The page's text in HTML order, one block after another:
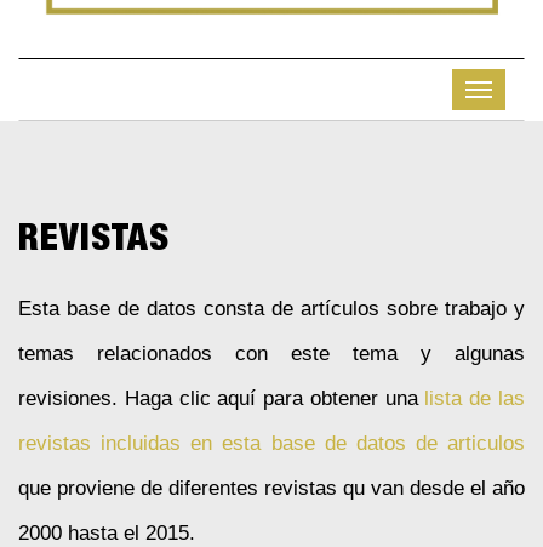
REVISTAS
Esta base de datos consta de artículos sobre trabajo y
temas relacionados con este tema y algunas
revisiones. Haga clic aquí para obtener una lista de las
revistas incluidas en esta base de datos de articulos
que proviene de diferentes revistas qu van desde el año
2000 hasta el 2015.